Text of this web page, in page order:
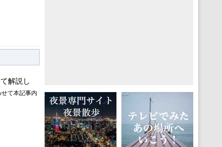
解説し
て本記事内